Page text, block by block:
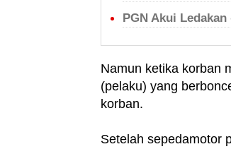
PGN Akui
Namun ketika korban
(pelaku) yang
korban.
Setelah sepedamotor